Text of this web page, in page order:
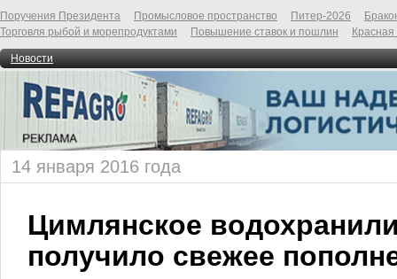
Поручения Президента
Промысловое пространство Питер-2026
Торговля рыбой и морепродуктами
Повышение ставок и пошлин
Новости
14 января 2016 года
Цимлянское
получило свежее